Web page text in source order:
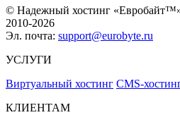
© Надежный хостинг
2010-2026
Эл. почта: support@eurobyte.ru
УСЛУГИ
Виртуальный хостинг CMS-
КЛИЕНТАМ